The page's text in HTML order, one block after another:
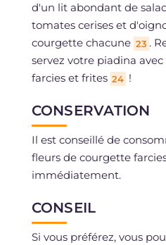
d'un lit abondant de
tomates cerises et
courgette chacune 23 .
servez votre piadina
farcies et frites 24 !
CONSERVATION
Il est conseillé de
fleurs de courgette
immédiatement.
CONSEIL
Si vous préférez, vous